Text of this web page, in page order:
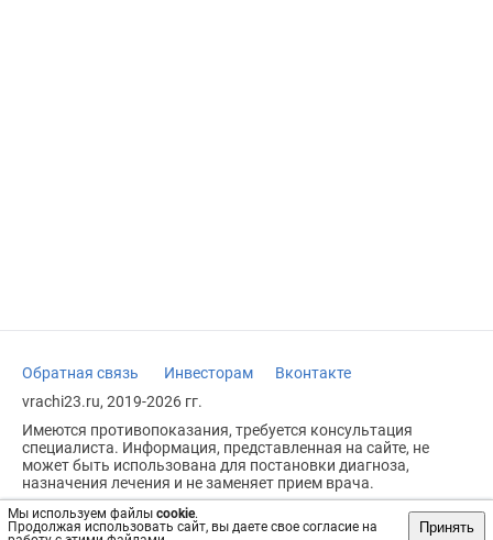
Мы используем файлы cookie.
Продолжая использовать сайт, вы даете свое согласие на
Принять
Обратная связь Инвесторам
Вконтакте
vrachi23.ru, 2019-2026 гг.
Имеются противопоказания, требуется консультация
специалиста. Информация, представленная на сайте, не
может быть использована для постановки диагноза,
назначения лечения и не заменяет прием врача.
Возрастное ограничение: 18+